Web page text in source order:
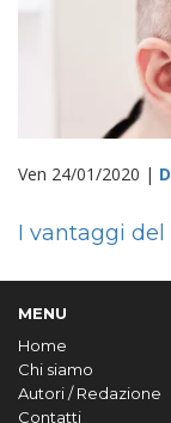
Ven 24/01/2020 |
I vantaggi
MENU
Home
Chi siamo
Autori / Redazione
Contatti